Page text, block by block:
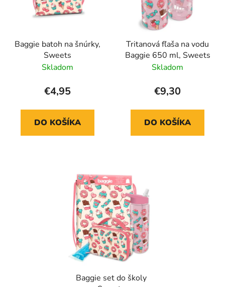
Baggie batoh na šnúrky,
Sweets
Skladom
€4,95
DO KOŠÍKA
Tritanová fľaša na vodu
Baggie 650 ml, Sweets
Skladom
€9,30
DO KOŠÍKA
Baggie set do školy